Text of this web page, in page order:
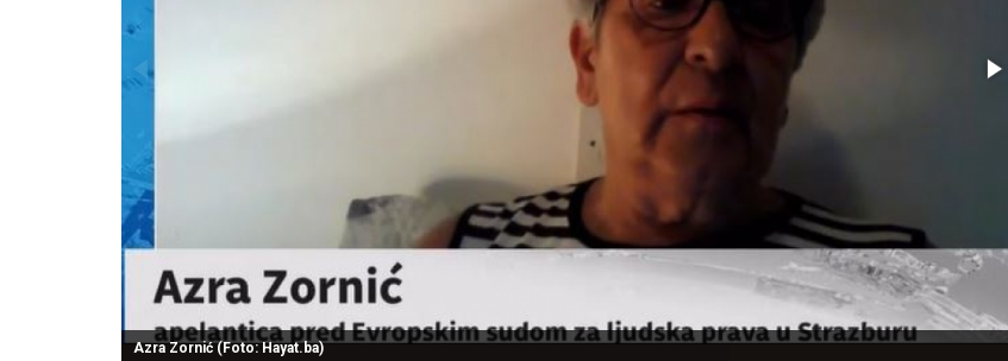
Azra Zornić (Foto: Hayat.ba)